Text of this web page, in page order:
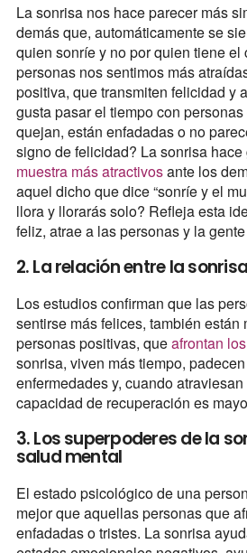
La sonrisa nos hace parecer más
demás que, automáticamente se
quien sonríe y no por quien tiene el
personas nos sentimos más
positiva, que transmiten felicidad y
gusta pasar el tiempo con
quejan, están enfadadas o no
signo de felicidad? La sonrisa
muestra más atractivosante los
aquel dicho que dice “sonríe y el
llora y llorarás solo? Refleja esta
feliz, atrae a las personas y la
2. La relación entre la
Los estudios confirman que las
sentirse más felices, también están
personas positivas, queafrontan
sonrisa, viven más tiempo,
enfermedades y, cuando
capacidad de recuperación es
3. Los superpoderes de la
salud mental
El estado psicológico de una
mejor que aquellas personas que
enfadadas o tristes. La sonrisa